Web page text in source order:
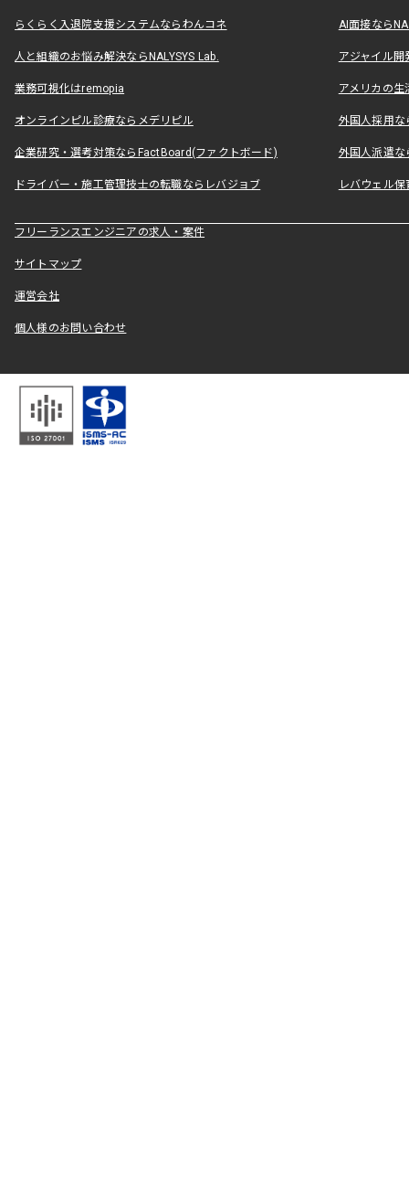
らくらく入退院支援システムならわんコネ AI面接なら
人と組織のお悩み解決ならNALYSYS Lab. アジャイル
業務可視化はremopia アメリカの
オンラインピル診療ならメデリピル 外国人採用
企業研究・選考対策ならFactBoard(ファクトボード) 外国人派遣な
ドライバー・施工管理技士の転職ならレバジョブ レバウェル
フリーランスエンジニアの求人・案件
サイトマップ
運営会社
個人様のお問い合わせ